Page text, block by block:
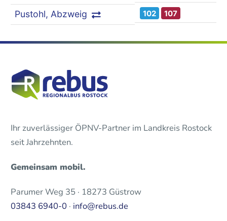
Pustohl, Abzweig 102 107
Ihr zuverlässiger ÖPNV-Partner im Landkreis Rostock
seit Jahrzehnten.
Gemeinsam mobil.
Parumer Weg 35 · 18273 Güstrow
03843 6940-0 · info@rebus.de